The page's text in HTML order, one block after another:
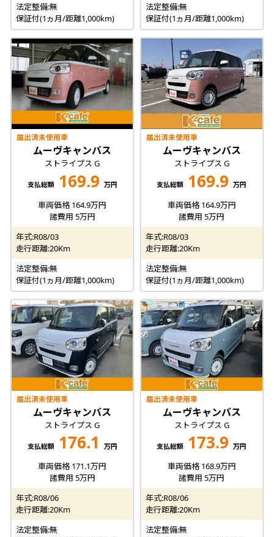
法定整備:無
保証付(1ヵ月/距離1,000km)
法定整備:無
保証付(1ヵ月/距離1,000km)
届出済未使用車
ムーヴキャンバス
ストライプス G
支払総額 169.9 万円
車両価格 164.9万円
諸費用 5万円
年式:R08/03
走行距離:20Km
法定整備:無
保証付(1ヵ月/距離1,000km)
届出済未使用車
ムーヴキャンバス
ストライプス G
支払総額 169.9 万円
車両価格 164.9万円
諸費用 5万円
年式:R08/03
走行距離:20Km
法定整備:無
保証付(1ヵ月/距離1,000km)
届出済未使用車
ムーヴキャンバス
ストライプス G
支払総額 176.1 万円
車両価格 171.1万円
諸費用 5万円
年式:R08/06
走行距離:20Km
法定整備:無
届出済未使用車
ムーヴキャンバス
ストライプス G
支払総額 173.9 万円
車両価格 168.9万円
諸費用 5万円
年式:R08/06
走行距離:20Km
法定整備:無